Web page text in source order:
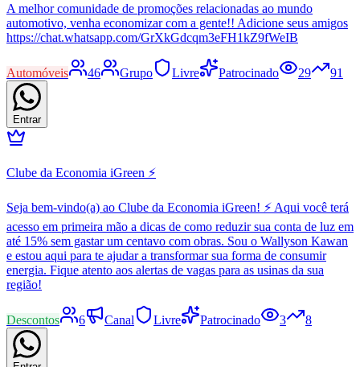
A melhor comunidade de promoções relacionadas ao mundo
automotivo, venha economizar com a gente!! Adicione seus amigos
https://chat.whatsapp.com/GrXkGdcqm3eFH1kZ9fWeIB
Automóveis 46 Grupo Livre Patrocinado 29 91
Entrar
Clube da Economia iGreen ⚡
Seja bem-vindo(a) ao Clube da Economia iGreen! ⚡ Aqui você terá
acesso em primeira mão a dicas de como reduzir sua conta de luz em
até 15% sem gastar um centavo com obras. Sou o Wallyson Kawan
e estou aqui para te ajudar a transformar sua forma de consumir
energia. Fique atento aos alertas de vagas para as usinas da sua
região!
Descontos 6 Canal Livre Patrocinado 3 8